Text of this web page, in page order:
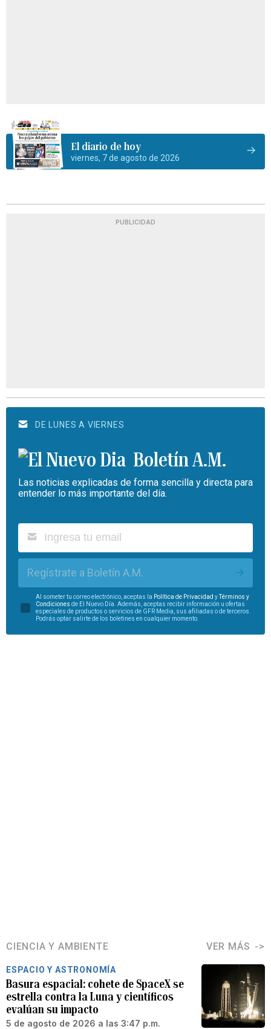
El diario de hoy
viernes, 7 de agosto de 2026
PUBLICIDAD
DE LUNES A VIERNES
Boletín A.M.
Las noticias explicadas de forma sencilla y directa para
entender lo más importante del día.
Regístrate a Boletín A.M.
Al someter tu correo electrónico, aceptas la Política de Privacidad yTérminos y
Condiciones de El Nuevo Día. Además, aceptas recibir información u ofertas
especiales de productos o servicios de GFR Media, sus afiliadas o de terceros.
Podrás optar salirte de los boletines en cualquier momento.
CIENCIA Y AMBIENTE VER MÁS
ESPACIO Y ASTRONOMÍA
Basura espacial: cohete de SpaceX se
estrella contra la Luna y científicos
evalúan su impacto
5 de agosto de 2026 a las 3:47 p.m.